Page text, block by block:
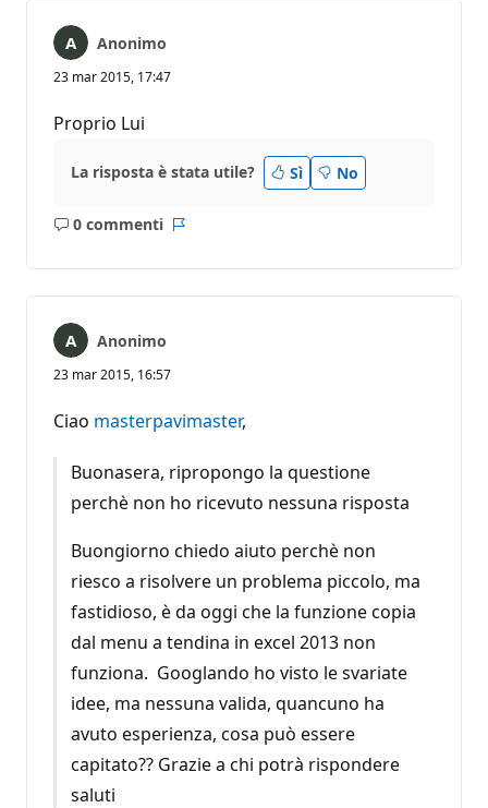
Anonimo
23 mar 2015, 17:47
Proprio Lui
La risposta è stata utile? Sì No
0 commenti
Nessun
Anonimo
23 mar 2015, 16:57
Ciao masterpavimaster,
Buonasera, ripropongo la questione
perchè non ho ricevuto nessuna risposta
Buongiorno chiedo aiuto perchè non
riesco a risolvere un problema piccolo, ma
fastidioso, è da oggi che la funzione copia
dal menu a tendina in excel 2013 non
funziona. Googlando ho visto le svariate
idee, ma nessuna valida, quancuno ha
avuto esperienza, cosa può essere
capitato?? Grazie a chi potrà rispondere
saluti